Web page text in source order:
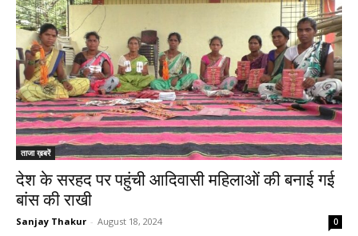
ताजा ख़बरें
देश के सरहद पर पहुंची आदिवासी महिलाओं की बनाई गई
बांस की राखी
Sanjay Thakur - August 18, 2024 0